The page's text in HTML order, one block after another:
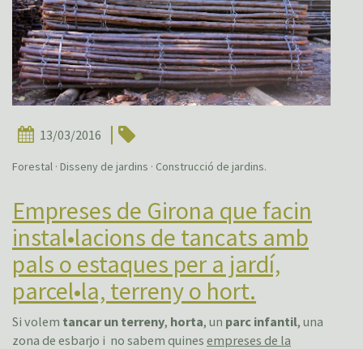
13/03/2016
Forestal · Disseny de jardins · Construcció de jardins.
Empreses de Girona que facin
instal•lacions de tancats amb
pals o estaques per a jardí,
parcel•la, terreny o hort.
Si volem tancar un terreny, horta, un parc infantil, una
zona de esbarjo i no sabem quines empreses de la